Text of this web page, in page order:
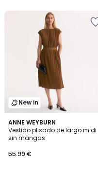
New in
ANNE WEYBURN
Vestido plisado de largo midi
sin mangas
55.99 €